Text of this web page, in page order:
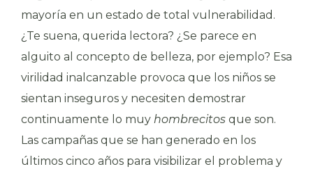
mayoría en un estado de total vulnerabilidad.
¿Te suena, querida lectora? ¿Se parece en
alguito al concepto de belleza, por ejemplo? Esa
virilidad inalcanzable provoca que los niños se
sientan inseguros y necesiten demostrar
continuamente lo muy hombrecitos que son.
Las campañas que se han generado en los
últimos cinco años para visibilizar el problema y